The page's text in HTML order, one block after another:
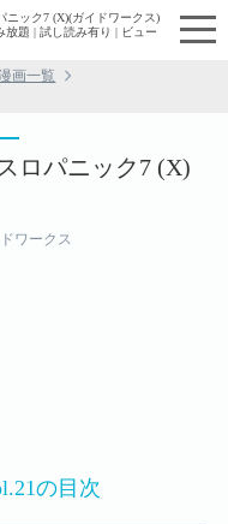
ニック7 (X)(ガイドワークス)
放題 | 試し読み有り | ビュー
画一覧
ロパニック7 (X)
ワークス
の目次